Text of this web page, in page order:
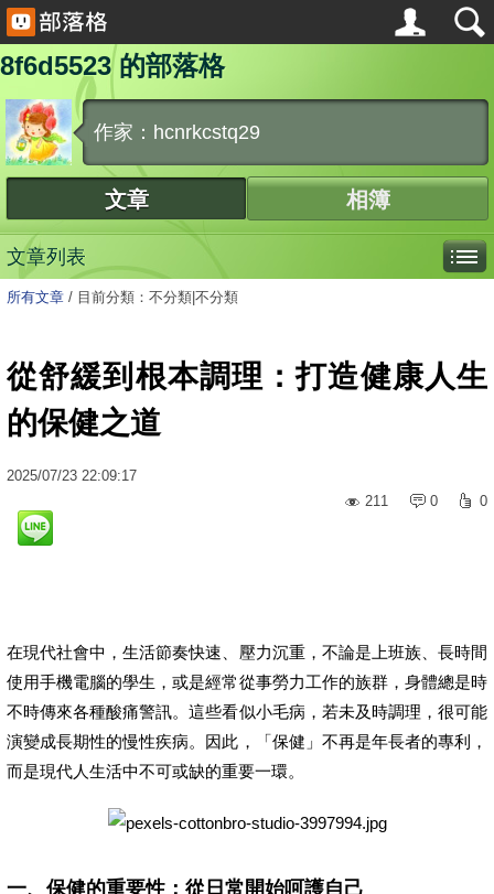
8f6d5523 的部落格
作家：hcnrkcstq29
文章 相簿
文章列表
所有文章 / 目前分類：不分類|不分類
從舒緩到根本調理：打造健康人生
的保健之道
2025/07/23 22:09:17
211
0 0
在現代社會中，生活節奏快速、壓力沉重，不論是上班族、長時間
使用手機電腦的學生，或是經常從事勞力工作的族群，身體總是時
不時傳來各種酸痛警訊。這些看似小毛病，若未及時調理，很可能
演變成長期性的慢性疾病。因此，「保健」不再是年長者的專利，
而是現代人生活中不可或缺的重要一環。
一、保健的重要性：從日常開始呵護自己